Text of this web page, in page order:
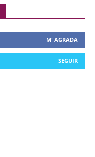
M' AGRADA
SEGUIR